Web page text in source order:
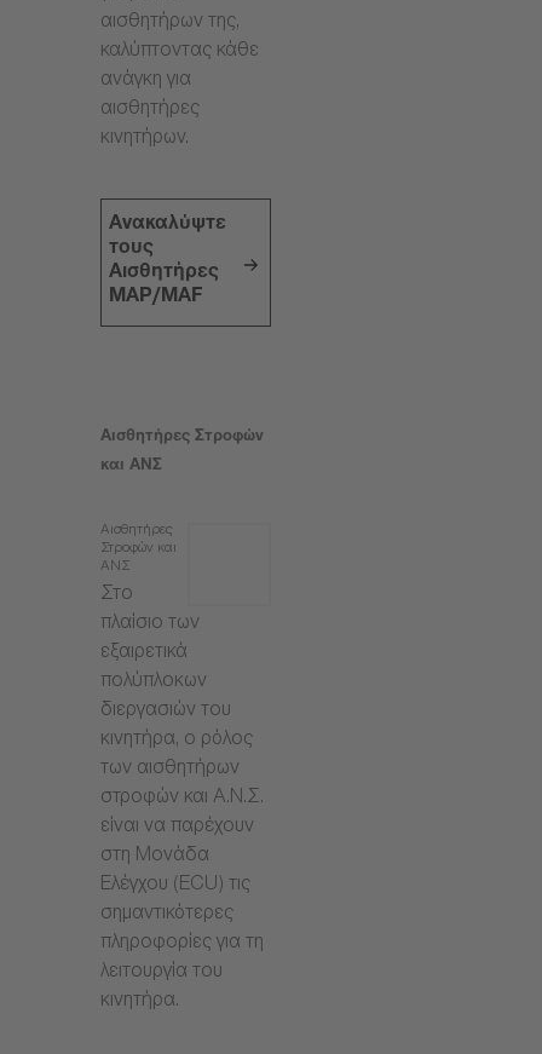
αισθητήρων της,
καλύπτοντας κάθε
ανάγκη για
αισθητήρες
κινητήρων.
Ανακαλύψτε
τους
Αισθητήρες
MAP/MAF
Αισθητήρες Στροφών
και ΑΝΣ
Αισθητήρες
Στροφών και
ΑΝΣ
Στο
πλαίσιο των
εξαιρετικά
πολύπλοκων
διεργασιών του
κινητήρα, ο ρόλος
των αισθητήρων
στροφών και Α.Ν.Σ.
είναι να παρέχουν
στη Μονάδα
Ελέγχου (ECU) τις
σημαντικότερες
πληροφορίες για τη
λειτουργία του
κινητήρα.